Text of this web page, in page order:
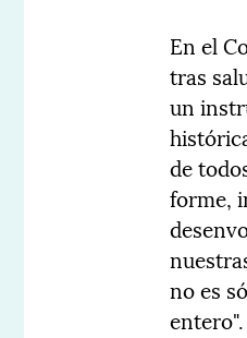
En el
tras
un
de
forme,
no es
entero".